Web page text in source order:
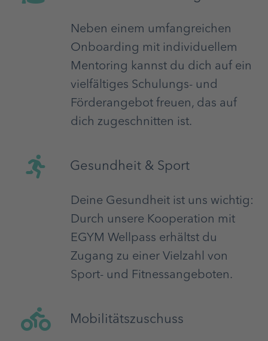
Neben einem umfangreichen
Onboarding mit individuellem
Mentoring kannst du dich auf ein
vielfältiges Schulungs- und
Förderangebot freuen, das auf
dich zugeschnitten ist.
Gesundheit & Sport
Deine Gesundheit ist uns wichtig:
Durch unsere Kooperation mit
EGYM Wellpass erhältst du
Zugang zu einer Vielzahl von
Sport- und Fitnessangeboten.
Mobilitätszuschuss